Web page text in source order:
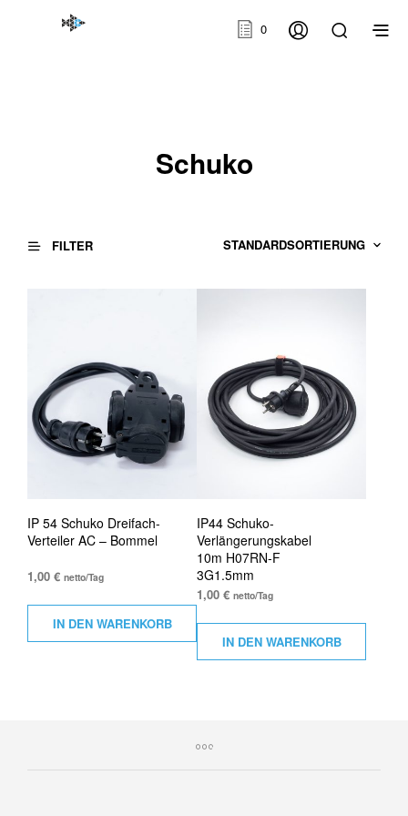
0
Schuko
FILTER
IP 54 Schuko Dreifach-
Verteiler AC – Bommel
1,00 € netto/Tag
IN DEN WARENKORB
IP44 Schuko-
Verlängerungskabel
10m H07RN-F
3G1.5mm
1,00€ netto/Tag
IN DEN WARENKORB